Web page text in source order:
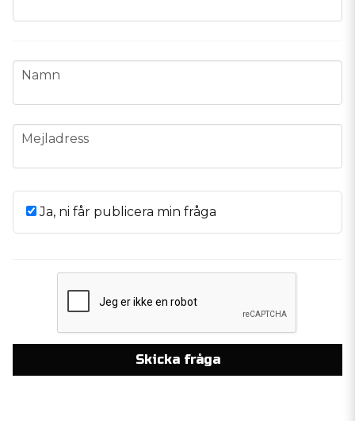
name
Namn
email
Mejladress
Ja, ni får publicera min fråga
Skicka fråga